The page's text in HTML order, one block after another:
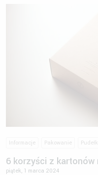
Informacje Pakowanie
6 korzyści z kartonów
piątek, 1 marca 2024